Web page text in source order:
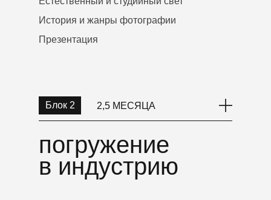
и начало поиска своего авторского
видения
История и жанры фотографии
Презентация
погружение
в индустрию
2,5 МЕСЯЦА
Блок 2
погружение
в индустрию